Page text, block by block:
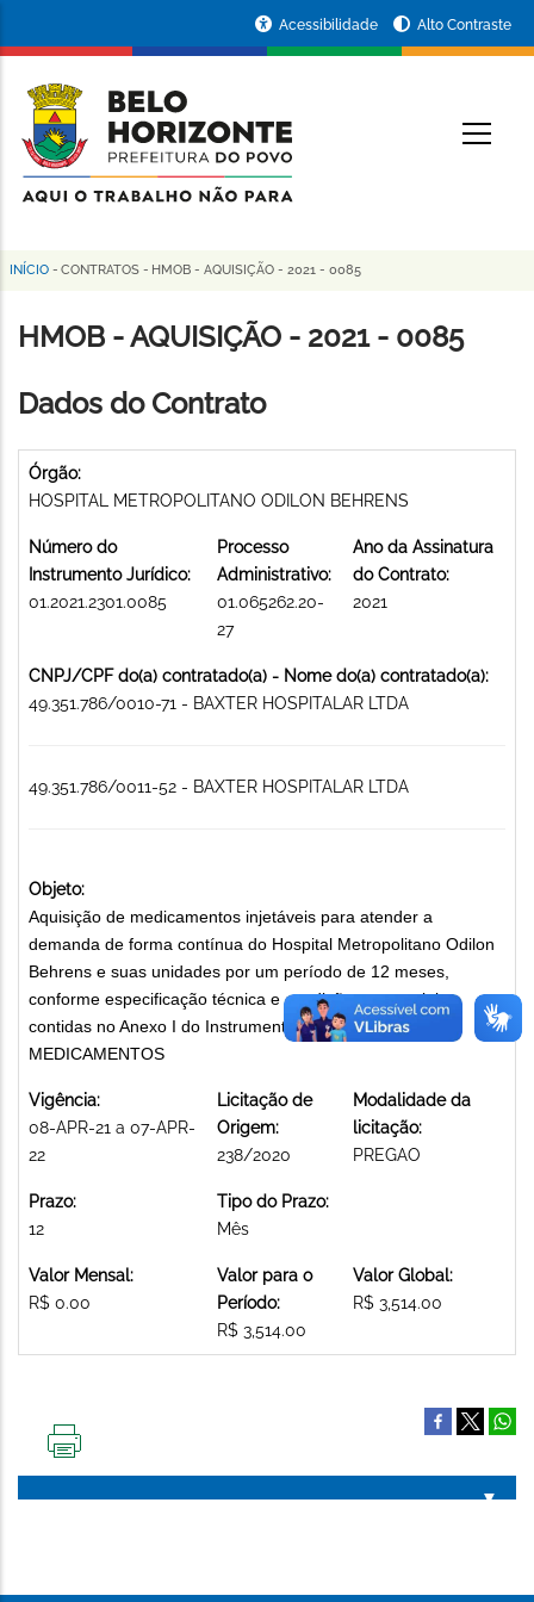
conteúdo
principal
da
Prefeitura
de
Horizonte
Acessibilidade Alto Contraste
Trilha
de
INÍCIO - CONTRATOS - HMOB - AQUISIÇÃO - 2021 - 0085
HMOB - AQUISIÇÃO - 2021 - 0085
Dados do Contrato
Órgão:
HOSPITAL METROPOLITANO ODILON BEHRENS
Número do
Instrumento Jurídico:
01.2021.2301.0085
Processo
Administrativo:
01.065262.20-
27
Ano da Assinatura
do Contrato:
2021
CNPJ/CPF do(a) contratado(a) - Nome do(a) contratado(a):
49.351.786/0010-71 - BAXTER HOSPITALAR LTDA
49.351.786/0011-52 - BAXTER HOSPITALAR LTDA
Objeto:
Aquisição de medicamentos injetáveis para atender a
demanda de forma contínua do Hospital Metropolitano Odilon
Behrens e suas unidades por um período de 12 meses,
conforme especificação técnica e condições comerciais
contidas no Anexo I do Instrumento Convocatório.
MEDICAMENTOS
Vigência:
08-APR-21 a 07-APR-
22
Licitação de
Origem:
238/2020
Modalidade da
licitação:
PREGAO
Prazo:
12
Tipo do Prazo:
Mês
Valor Mensal:
R$ 0.00
Valor para o
Período:
R$ 3,514.00
Valor Global:
R$ 3,514.00
PÁGINA